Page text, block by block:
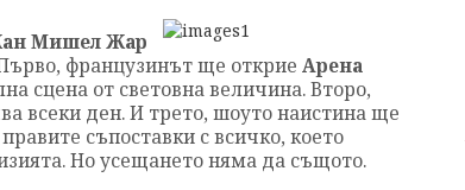
Мишел Жар
французинът ще открие Арена
сцена от световна величина. Второ,
всеки ден. И трето, шоуто наистина ще
съпоставки с всичко, което
Но усещането няма да същото.